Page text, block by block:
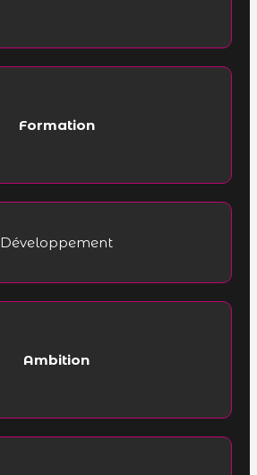
Formation
Développement
Ambition